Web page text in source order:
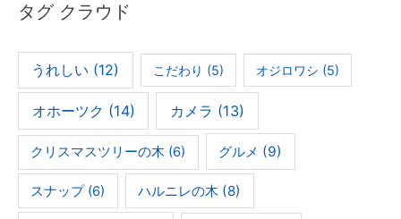
タグ クラウド
うれしい (12) こだわり (5) オジロワシ (5)
オホーツク (14) カメラ (13)
クリスマスツリーの木 (6) グルメ (9)
スナップ(6) ハルニレの木 (8)